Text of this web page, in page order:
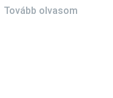
Tovább olvasom